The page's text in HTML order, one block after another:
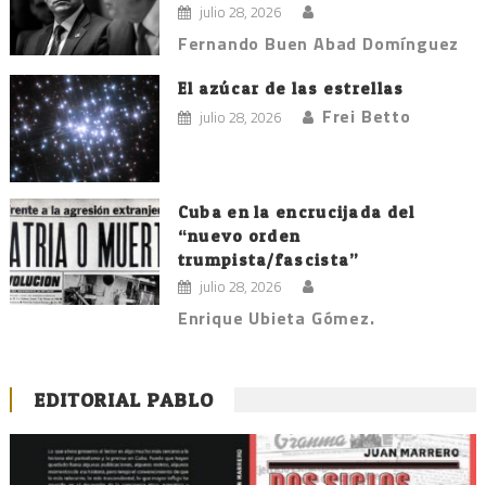
julio 28, 2026
Fernando Buen Abad Domínguez
El azúcar de las estrellas
julio 28, 2026 Frei Betto
Cuba en la encrucijada del
“nuevo orden
trumpista/fascista”
julio 28, 2026
Enrique Ubieta Gómez.
EDITORIAL PABLO